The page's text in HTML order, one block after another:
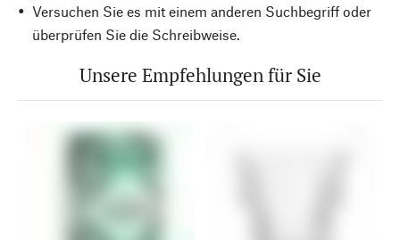
Versuchen Sie es mit einem anderen Suchbegriff oder
überprüfen Sie die Schreibweise.
Unsere Empfehlungen für Sie